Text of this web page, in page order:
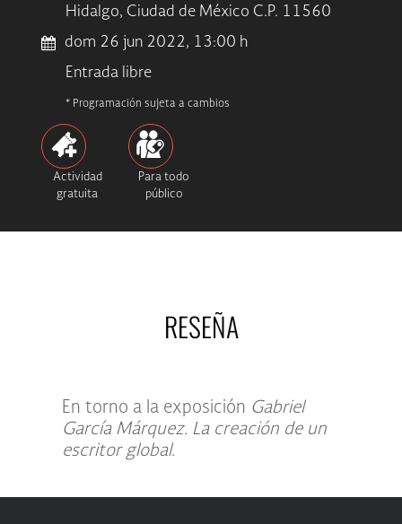
Hidalgo, Ciudad de México C.P. 11560
dom 26 jun 2022, 13:00 h
Entrada libre
* Programación sujeta a cambios
Actividad
gratuita
Para todo
público
RESEÑA
En torno a la exposición Gabriel
García Márquez. La creación de un
escritor global.